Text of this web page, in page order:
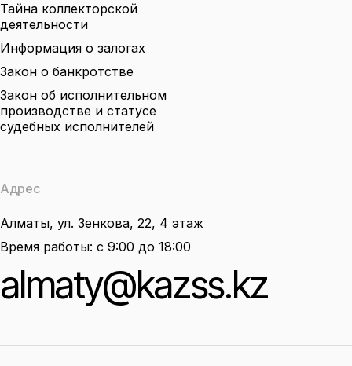
Тайна коллекторской
деятельности
Информация о залогах
Закон о банкротстве
Закон об исполнительном
производстве и статусе
судебных исполнителей
Адрес
Алматы, ул. Зенкова, 22, 4 этаж
Время работы: с 9:00 до 18:00
almaty@kazss.kz